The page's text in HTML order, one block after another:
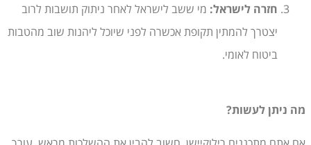
חזרה לישראל: מי ששב לישראל לאחר ניתוק תושבות לרוב
יצטרך להמתין תקופת אכשרה לפני שיוכל ליהנות שוב מהטבות
ביטוח לאומי.
מה ניתן לעשות?